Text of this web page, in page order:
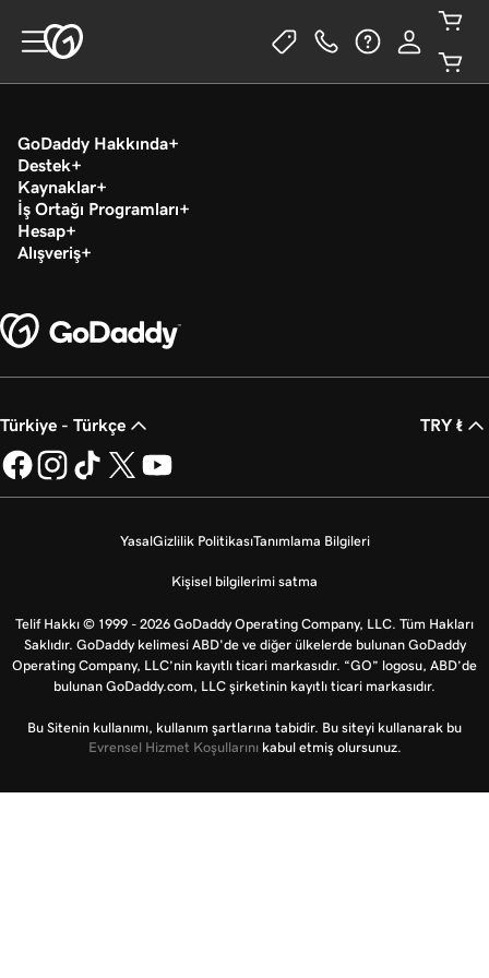
GoDaddy Hakkında
Destek
Kaynaklar
İş Ortağı Programları
Hesap
Alışveriş
Türkiye - Türkçe TRY ₺
YasalGizlilik PolitikasıTanımlama Bilgileri
Kişisel bilgilerimi satma
Telif Hakkı © 1999 - 2026 GoDaddy Operating Company, LLC. Tüm Hakları
Saklıdır. GoDaddy kelimesi ABD'de ve diğer ülkelerde bulunan GoDaddy
Operating Company, LLC’nin kayıtlı ticari markasıdır. “GO” logosu, ABD’de
bulunan GoDaddy.com, LLC şirketinin kayıtlı ticari markasıdır.
Bu Sitenin kullanımı, kullanım şartlarına tabidir. Bu siteyi kullanarak bu
Evrensel Hizmet Koşullarını kabul etmiş olursunuz.